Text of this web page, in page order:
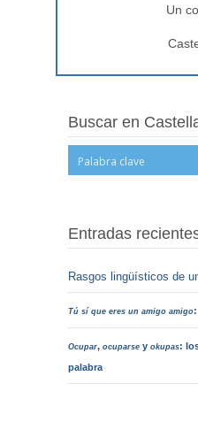
Un
Buscar en
Entradas
Rasgos lingüísticos de
Tú sí que eres un amigo amigo
Ocupar,ocuparse yokupas:
palabra